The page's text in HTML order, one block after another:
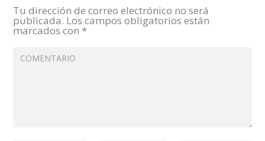
Tu dirección de correo electrónico no será
publicada. Los campos obligatorios están
marcados con *